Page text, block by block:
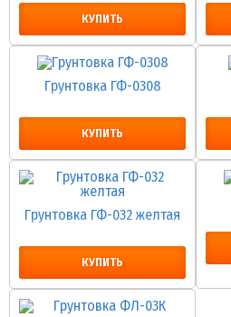
КУПИТЬ
Грунтовка ГФ-0308
КУПИТЬ
Грунтовка ГФ-032 желтая
КУПИТЬ